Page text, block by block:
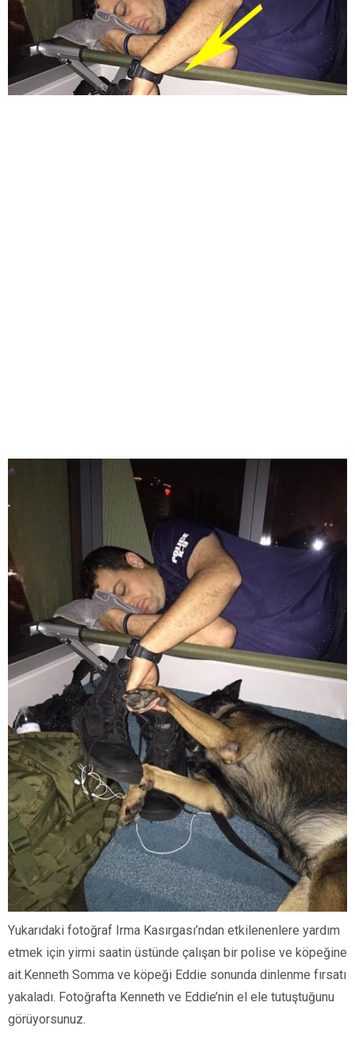
Yukarıdaki fotoğraf Irma Kasırgası’ndan etkilenenlere yardım
etmek için yirmi saatin üstünde çalışan bir polise ve köpeğine
ait.Kenneth Somma ve köpeği Eddie sonunda dinlenme fırsatı
yakaladı. Fotoğrafta Kenneth ve Eddie’nin el ele tutuştuğunu
görüyorsunuz.